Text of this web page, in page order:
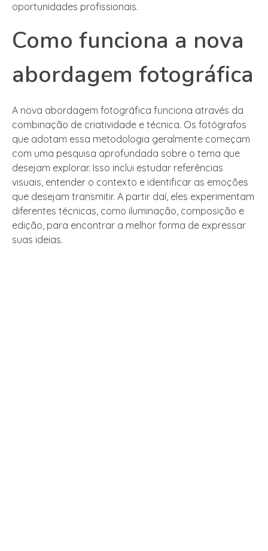
oportunidades profissionais.
Como funciona a nova
abordagem fotográfica
A nova abordagem fotográfica funciona através da
combinação de criatividade e técnica. Os fotógrafos
que adotam essa metodologia geralmente começam
com uma pesquisa aprofundada sobre o tema que
desejam explorar. Isso inclui estudar referências
visuais, entender o contexto e identificar as emoções
que desejam transmitir. A partir daí, eles experimentam
diferentes técnicas, como iluminação, composição e
edição, para encontrar a melhor forma de expressar
suas ideias.